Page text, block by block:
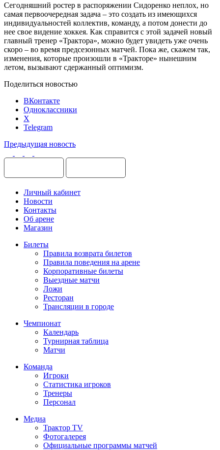
Сегодняшний ростер в распоряжении Сидоренко неплох, но
самая первоочередная задача – это создать из имеющихся
индивидуальностей коллектив, команду, а потом донести до
нее свое видение хоккея. Как справится с этой задачей новый
главный тренер «Трактора», можно будет увидеть уже очень
скоро – во время предсезонных матчей. Пока же, скажем так,
изменения, которые произошли в «Тракторе» нынешним
летом, вызывают сдержанный оптимизм.
Поделиться новостью
ВКонтакте
Одноклассники
X
Telegram
Предыдущая новость
Личный кабинет
Новости
Контакты
Об арене
Магазин
Билеты
Правила возврата билетов
Правила поведения на арене
Корпоративные билеты
Выездные матчи
Ложи
Ресторан
Трансляции в городе
Чемпионат
Календарь
Турнирная таблица
Матчи
Команда
Игроки
Статистика игроков
Тренеры
Персонал
Медиа
Трактор TV
Фотогалерея
Официальные программы матчей